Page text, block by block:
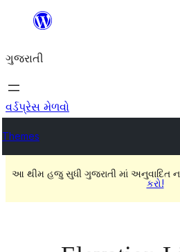
કંટેન્ટ(લખાણ)
જાઓ
ગુજરાતી
વર્ડપ્રેસ મેળવો
Themes
આ થીમ હજુ સુધી ગુજરાતી માં અનુવાદિત
કરો!